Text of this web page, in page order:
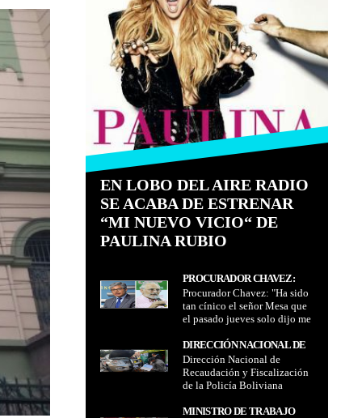
EN LOBO DEL AIRE RADIO
SE ACABA DE ESTRENAR
“MI NUEVO VICIO“ DE
PAULINA RUBIO
PROCURADOR CHAVEZ:
"HA SIDO TAN CÍNICO EL
SEÑOR MESA QUE EL
PASADO JUEVES SOLO DIJO
ME ATENGO A MI DERECHO
AL SILENCIO, (PERO) ESE
DERECHO LE ASISTE AL
ACUSADO, NO AL TESTIGO;
LE MIENTE TANTO AL
Procurador Chavez: "Ha sido
tan cínico el señor Mesa que
el pasado jueves solo dijo me
silencio, (pero) ese derecho le
asiste al acusado, no al
testigo; es tan mal asesorado
y le miente tanto al país"
DIRECCIÓN NACIONAL DE
RECAUDACIÓN Y
FISCALIZACIÓN DE LA
POLICÍA BOLIVIANA
Dirección Nacional de
Recaudación y Fiscalización
de la Policía Boliviana
miércoles 2 de agosto se
MINISTRO DE TRABAJO